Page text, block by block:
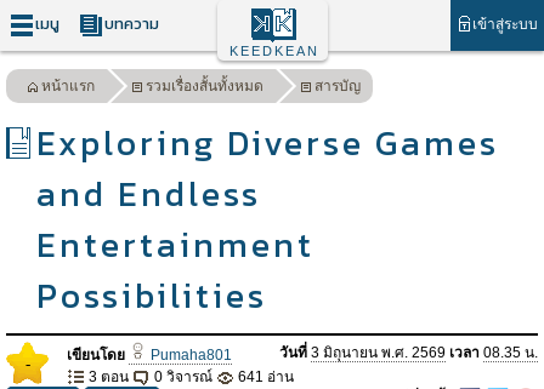
เมนู บทความ เข้าสู่ระบบ
KEEDKEAN
หน้าแรก รวมเรื่องสั้นทั้งหมด สารบัญ
Exploring Diverse Games
and Endless
Entertainment
Possibilities
- เขียนโดย Pumaha801 วันที่ 3 มิถุนายน พ.ศ. 2569 เวลา 08.35 น.
3 ตอน
0 วิจารณ์
641 อ่าน